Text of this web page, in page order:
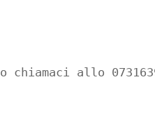
o chiamaci allo